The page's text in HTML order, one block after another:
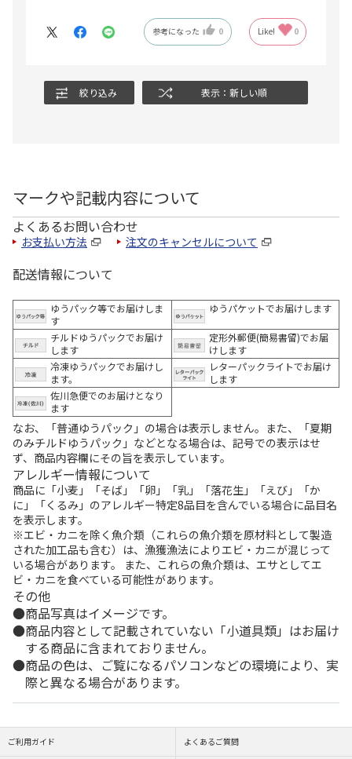
参考になった 0 Like! 0
絞り込み 表示：新しい順
マークや記載内容について
よくあるお問い合わせ
お支払い方法 注文のキャンセルについて
配送情報について
ゆうパック等でお届けしま
す
ゆうパケットでお届けします
チルドゆうパックでお届け
します
定形外郵便(簡易書留)でお届
けします
冷凍ゆうパックでお届けし
ます。
レターパックライトでお届け
します
佐川急便でのお届けとなり
ます
なお、「普通ゆうパック」の場合は表示しません。また、「夏期
のみチルドゆうパック」などとなる場合は、記号での表示はせ
ず、商品内容欄にその旨を表示しています。
アレルギー情報について
商品に「小麦」「そば」「卵」「乳」「落花生」「えび」「か
に」「くるみ」のアレルギー特定8品目を含んでいる場合に品目名
を表示します。
※エビ・カニを除く魚介類（これらの魚介類を原材料として製造
された加工品も含む）は、漁獲漁法によりエビ・カニが混じって
いる場合があります。 また、これらの魚介類は、エサとしてエ
ビ・カニを食べている可能性があります。
その他
商品写真はイメージです。
商品内容として記載されていない「小道具類」はお届け
する商品に含まれておりません。
商品の色は、ご覧になるパソコンなどの環境により、実
際と異なる場合があります。
ご利用ガイド よくあるご質問